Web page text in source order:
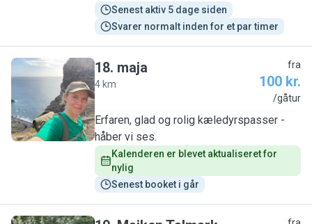
Senest aktiv 5 dage siden
Svarer normalt inden for et par timer
M
18. maja
4 km
fra
100 kr.
/gåtur
Erfaren, glad og rolig kæledyrspasser -
håber vi ses.
Kalenderen er blevet aktualiseret for
nylig
Senest booket i går